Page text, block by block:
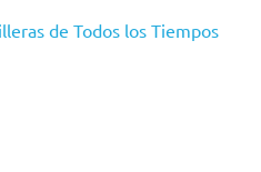
de Todos los Tiempos